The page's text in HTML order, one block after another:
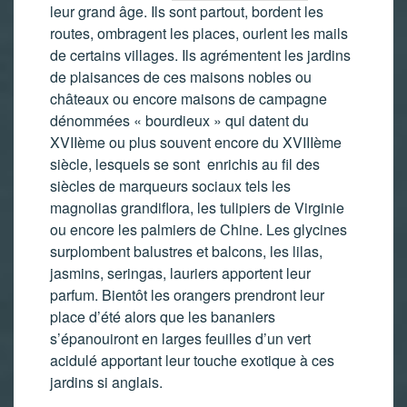
leur grand âge. Ils sont partout, bordent les
routes, ombragent les places, ourlent les mails
de certains villages. Ils agrémentent les jardins
de plaisances de ces maisons nobles ou
châteaux ou encore maisons de campagne
dénommées « bourdieux » qui datent du
XVIIème ou plus souvent encore du XVIIIème
siècle, lesquels se sont enrichis au fil des
siècles de marqueurs sociaux tels les
magnolias grandiflora, les tulipiers de Virginie
ou encore les palmiers de Chine. Les glycines
surplombent balustres et balcons, les lilas,
jasmins, seringas, lauriers apportent leur
parfum. Bientôt les orangers prendront leur
place d’été alors que les bananiers
s’épanouiront en larges feuilles d’un vert
acidulé apportant leur touche exotique à ces
jardins si anglais.